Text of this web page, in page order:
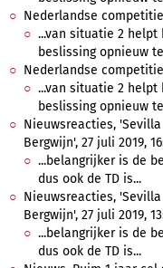
Nederlandse
...van situatie 2 helpt
beslissing opnieuw
Nederlandse
...van situatie 2 helpt
beslissing opnieuw
Nieuwsreacties,
Bergwijn', 27 juli 2019,
...belangrijker is de
dus ook de TD is...
Nieuwsreacties,
Bergwijn', 27 juli 2019,
...belangrijker is de
dus ook de TD is...